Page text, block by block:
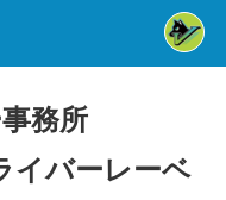
務所
バーレーベ